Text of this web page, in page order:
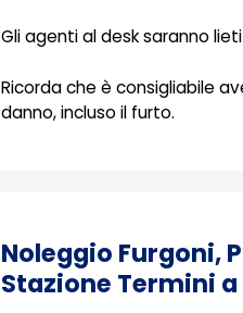
Gli agenti al desk saranno
Ricorda che è consigliabile
danno, incluso il furto.
Noleggio Furgoni,
Stazione Termini a